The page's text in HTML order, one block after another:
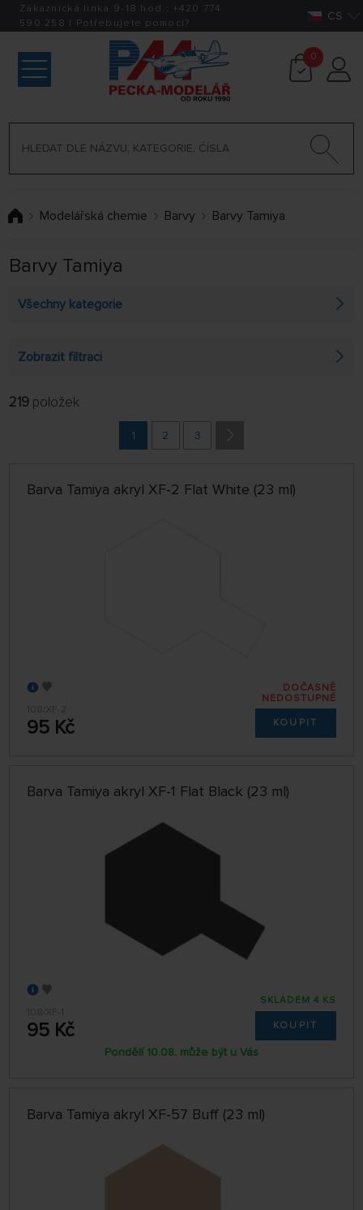
Zákaznická linka 9-18 hod.: +420 774
590 258 | Potřebujete pomoci? CS
0
Modelářská chemie Barvy Barvy Tamiya
Barvy Tamiya
Všechny kategorie
Barvy Tamiya akrylové (10 ml)
Barvy Tamiya akrylové (23 ml)
Barvy Tamiya Lacquer (10 ml)
Zobrazit filtraci
VÝROBCI
jen skladem
219 položek
1 2 3
Barva Tamiya akryl XF-2 Flat White (23 ml)
108/XF-2
95 Kč
DOČASNĚ
NEDOSTUPNÉ
KOUPIT
Barva Tamiya akryl XF-1 Flat Black (23 ml)
108/XF-1
95 Kč
SKLADEM 4 KS
KOUPIT
Pondělí 10.08. může být u Vás
Barva Tamiya akryl XF-57 Buff (23 ml)